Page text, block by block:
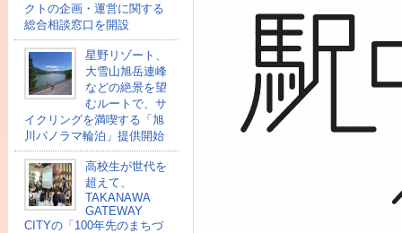
クトの企画・運営に関する
総合相談窓口を開設
星野リゾート、
大雪山旭岳連峰
などの絶景を望
むルートで、サ
イクリングを満喫する「旭
川パノラマ輪泊」提供開始
高校⽣が世代を
超えて、
TAKANAWA
GATEWAY
CITYの「100年先のまちづ